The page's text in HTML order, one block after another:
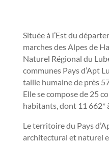
Située à l’Est du
marches des Alpes de
Naturel Régional du
communes Pays d’Apt
taille humaine de près
Elle se compose de 25
habitants, dont 11 662*
Le territoire du Pays
architectural et naturel